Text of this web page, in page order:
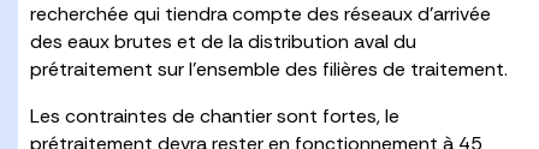
recherchée qui tiendra compte des réseaux d’arrivée
des eaux brutes et de la distribution aval du
prétraitement sur l’ensemble des filières de traitement.
Les contraintes de chantier sont fortes, le
prétraitement devra rester en fonctionnement à 45